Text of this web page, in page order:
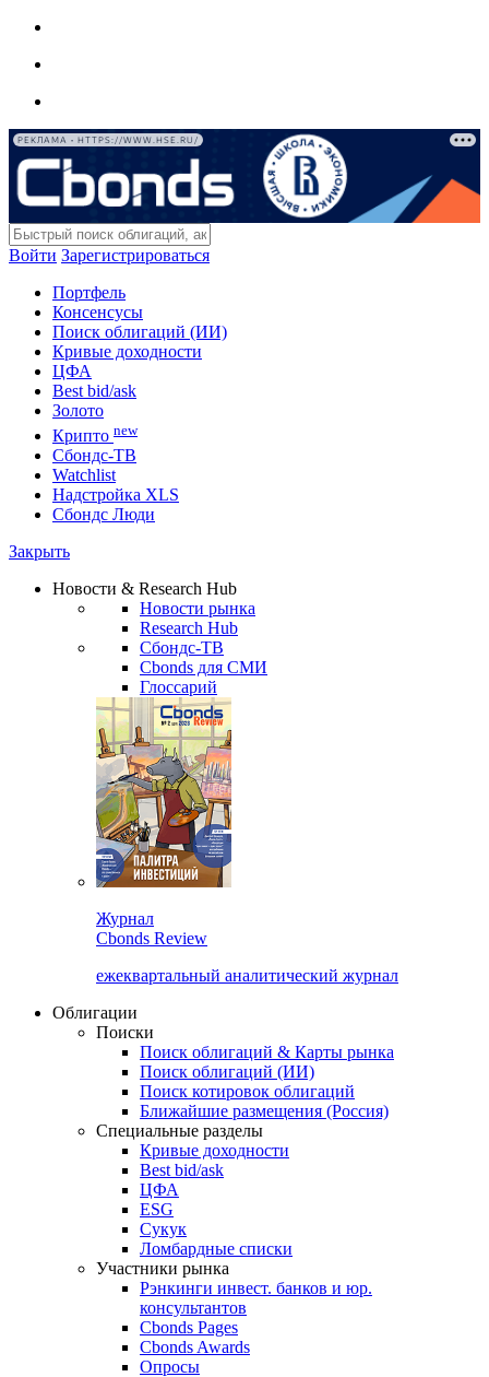
РЕКЛАМА • HTTPS://WWW.HSE.RU/
Войти Зарегистрироваться
Портфель
Консенсусы
Поиск облигаций (ИИ)
Кривые доходности
ЦФА
Best bid/ask
Золото
Крипто new
Сбондс-ТВ
Watchlist
Надстройка XLS
Сбондс Люди
Закрыть
Новости & Research Hub
Новости рынка
Research Hub
Сбондс-ТВ
Cbonds для СМИ
Глоссарий
Журнал
Cbonds Review
ежеквартальный аналитический журнал
Облигации
Поиски
Поиск облигаций & Карты рынка
Поиск облигаций (ИИ)
Поиск котировок облигаций
Ближайшие размещения (Россия)
Специальные разделы
Кривые доходности
Best bid/ask
ЦФА
ESG
Сукук
Ломбардные списки
Участники рынка
Рэнкинги инвест. банков и юр.
консультантов
Cbonds Pages
Cbonds Awards
Опросы